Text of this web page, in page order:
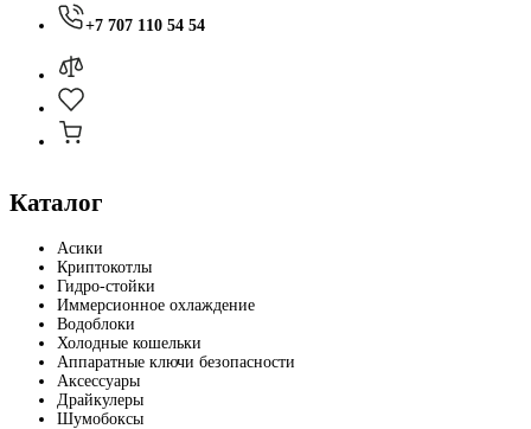
+7 707 110 54 54
Каталог
Асики
Криптокотлы
Гидро-стойки
Иммерсионное охлаждение
Водоблоки
Холодные кошельки
Аппаратные ключи безопасности
Аксессуары
Драйкулеры
Шумобоксы